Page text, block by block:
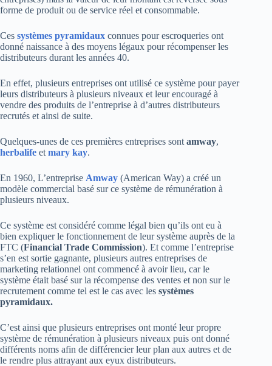
forme de produit ou de service réel et consommable.
Ces systèmes pyramidaux connues pour escroqueries ont
donné naissance à des moyens légaux pour récompenser les
distributeurs durant les années 40.
En effet, plusieurs entreprises ont utilisé ce système pour payer
leurs distributeurs à plusieurs niveaux et leur encouragé à
vendre des produits de l’entreprise à d’autres distributeurs
recrutés et ainsi de suite.
Quelques-unes de ces premières entreprises sont amway,
herbalife et mary kay.
En 1960, L’entreprise Amway (American Way) a créé un
modèle commercial basé sur ce système de rémunération à
plusieurs niveaux.
Ce système est considéré comme légal bien qu’ils ont eu à
bien expliquer le fonctionnement de leur système auprès de la
FTC (Financial Trade Commission). Et comme l’entreprise
s’en est sortie gagnante, plusieurs autres entreprises de
marketing relationnel ont commencé à avoir lieu, car le
système était basé sur la récompense des ventes et non sur le
recrutement comme tel est le cas avec les systèmes
pyramidaux.
C’est ainsi que plusieurs entreprises ont monté leur propre
système de rémunération à plusieurs niveaux puis ont donné
différents noms afin de différencier leur plan aux autres et de
le rendre plus attrayant aux eyux distributeurs.